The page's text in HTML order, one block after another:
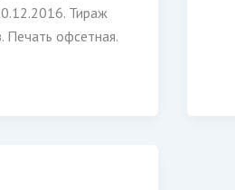
Тираж
Печать офсетная.